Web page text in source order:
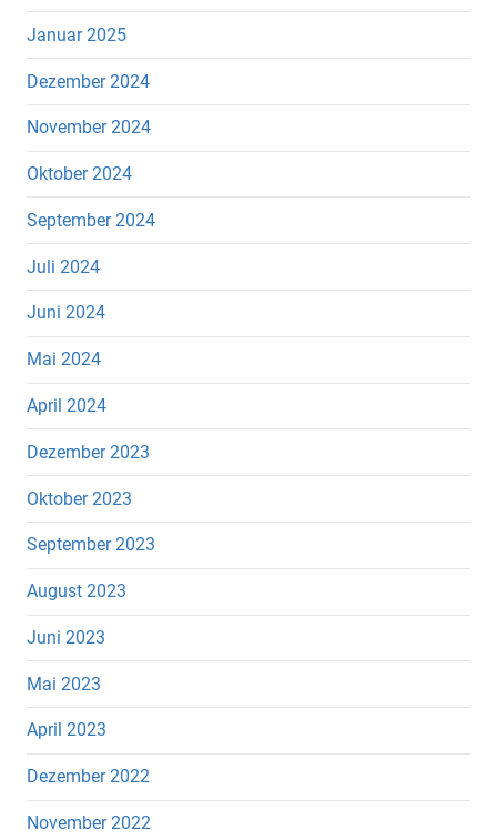
Januar 2025
Dezember 2024
November 2024
Oktober 2024
September 2024
Juli 2024
Juni 2024
Mai 2024
April 2024
Dezember 2023
Oktober 2023
September 2023
August 2023
Juni 2023
Mai 2023
April 2023
Dezember 2022
November 2022